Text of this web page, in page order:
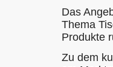
Das
Thema
Produkte
Zu dem